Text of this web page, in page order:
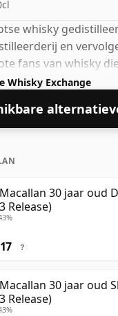
whisky
en
fans van whisky
en deze botteling
Whisky Exchange
30 jaar oud
Release)
?
30 jaar oud
Release)